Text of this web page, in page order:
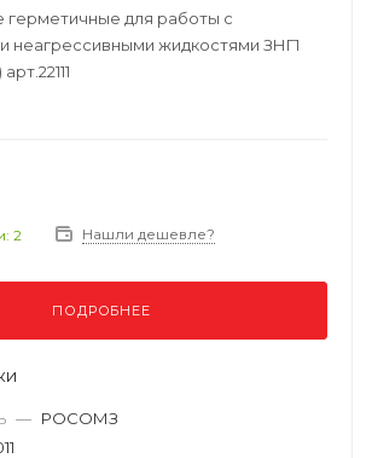
герметичные для работы с
неагрессивными жидкостями ЗНГ1
2 Нашли дешевле?
ПОДРОБНЕЕ
— РОСОМЗ